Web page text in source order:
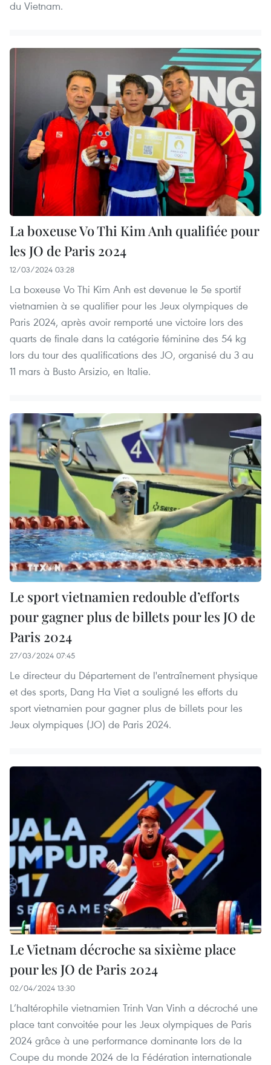
du Vietnam.
La boxeuse Vo Thi Kim Anh qualifiée pour
les JO de Paris 2024
12/03/2024 03:28
La boxeuse Vo Thi Kim Anh est devenue le 5e sportif
vietnamien à se qualifier pour les Jeux olympiques de
Paris 2024, après avoir remporté une victoire lors des
quarts de finale dans la catégorie féminine des 54 kg
lors du tour des qualifications des JO, organisé du 3 au
11 mars à Busto Arsizio, en Italie.
Le sport vietnamien redouble d’efforts
pour gagner plus de billets pour les JO de
Paris 2024
27/03/2024 07:45
Le directeur du Département de l'entraînement physique
et des sports, Dang Ha Viet a souligné les efforts du
sport vietnamien pour gagner plus de billets pour les
Jeux olympiques (JO) de Paris 2024. ​
Le Vietnam décroche sa sixième place
pour les JO de Paris 2024
02/04/2024 13:30
L’haltérophile vietnamien Trinh Van Vinh a décroché une
place tant convoitée pour les Jeux olympiques de Paris
2024 grâce à une performance dominante lors de la
Coupe du monde 2024 de la Fédération internationale